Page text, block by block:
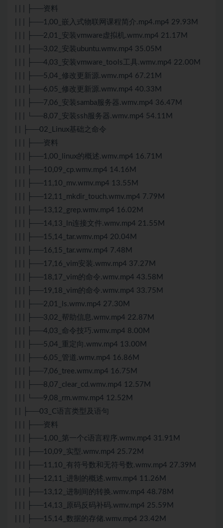
| | | ├──资料
| | | ├──1,00_嵌入式物联网课程简介.mp4.mp4 29.93M
| | | ├──2,01_安装vmware虚拟机.wmv.mp4 21.17M
| | | ├──3,02_安装ubuntu.wmv.mp4 35.05M
| | | ├──4,03_安装vmware_tools工具.wmv.mp4 22.00M
| | | ├──5,04_修改更新源.wmv.mp4 67.21M
| | | ├──6,05_修改更新源.wmv.mp4 40.33M
| | | ├──7,06_安装samba服务器.wmv.mp4 36.47M
| | | └──8,07_安装ssh服务器.wmv.mp4 54.11M
| | ├──02_Linux基础之命令
| | | ├──资料
| | | ├──1,00_linux的概述.wmv.mp4 16.71M
| | | ├──10,09_cp.wmv.mp4 14.16M
| | | ├──11,10_mv.wmv.mp4 13.55M
| | | ├──12,11_mkdir_touch.wmv.mp4 7.79M
| | | ├──13,12_grep.wmv.mp4 16.02M
| | | ├──14,13_ln连接文件.wmv.mp4 21.55M
| | | ├──15,14_tar.wmv.mp4 20.04M
| | | ├──16,15_tar.wmv.mp4 7.48M
| | | ├──17,16_vim安装.wmv.mp4 37.27M
| | | ├──18,17_vim的命令.wmv.mp4 43.58M
| | | ├──19,18_vim的命令.wmv.mp4 33.75M
| | | ├──2,01_ls.wmv.mp4 27.30M
| | | ├──3,02_帮助信息.wmv.mp4 22.87M
| | | ├──4,03_命令技巧.wmv.mp4 8.00M
| | | ├──5,04_重定向.wmv.mp4 13.00M
| | | ├──6,05_管道.wmv.mp4 16.86M
| | | ├──7,06_tree.wmv.mp4 16.75M
| | | ├──8,07_clear_cd.wmv.mp4 12.57M
| | | └──9,08_rm.wmv.mp4 12.52M
| | ├──03_C语言类型及语句
| | | ├──资料
| | | ├──1,00_第一个c语言程序.wmv.mp4 31.91M
| | | ├──10,09_实型.wmv.mp4 25.72M
| | | ├──11,10_有符号数和无符号数.wmv.mp4 27.39M
| | | ├──12,11_进制的概述.wmv.mp4 11.26M
| | | ├──13,12_进制间的转换.wmv.mp4 48.78M
| | | ├──14,13_原码反码补码.wmv.mp4 25.59M
| | | ├──15,14_数据的存储.wmv.mp4 23.42M